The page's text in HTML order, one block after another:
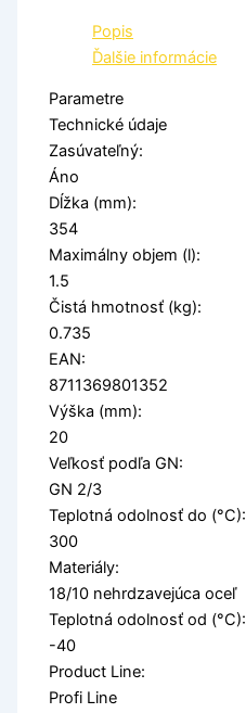
Popis
Ďalšie informácie
Parametre
Technické údaje
Zasúvateľný:
Áno
Dĺžka (mm):
354
Maximálny objem (l):
1.5
Čistá hmotnosť (kg):
0.735
EAN:
8711369801352
Výška (mm):
20
Veľkosť podľa GN:
GN 2/3
Teplotná odolnosť do (°C):
300
Materiály:
18/10 nehrdzavejúca oceľ
Teplotná odolnosť od (°C):
-40
Product Line:
Profi Line